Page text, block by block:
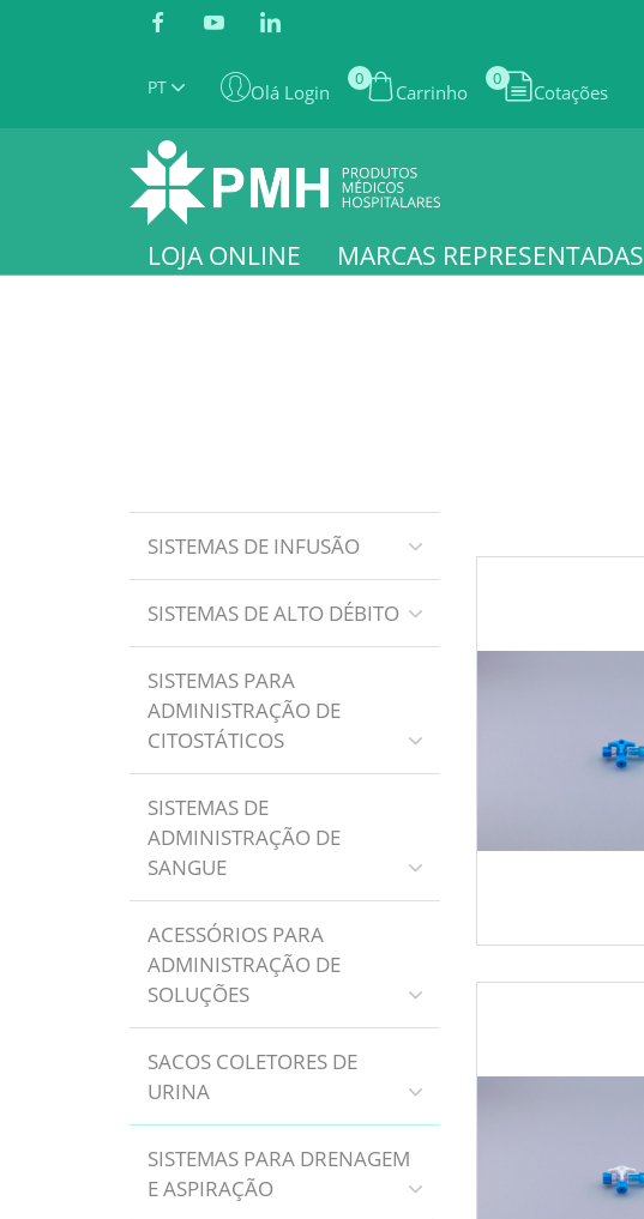
PT Olá Login Carrinho
0
Cotações
0
LOJA ONLINE MARCAS REPRESENTADAS
SISTEMAS DE INFUSÃO
SISTEMAS DE ALTO DÉBITO
SISTEMAS PARA
ADMINISTRAÇÃO DE
CITOSTÁTICOS
SISTEMAS DE
ADMINISTRAÇÃO DE
SANGUE
ACESSÓRIOS PARA
ADMINISTRAÇÃO DE
SOLUÇÕES
SACOS COLETORES DE
URINA
SISTEMAS PARA DRENAGEM
E ASPIRAÇÃO